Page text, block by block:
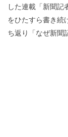
した連載「新聞記
をひたすら書き続
ち返り「なぜ新聞